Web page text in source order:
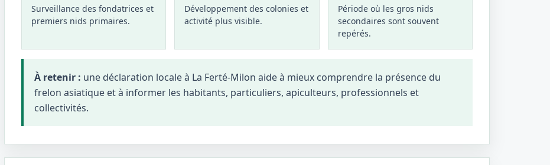
Surveillance des fondatrices et
premiers nids primaires.
Développement des colonies et
activité plus visible.
Période où les gros nids
secondaires sont souvent
repérés.
À retenir : une déclaration locale à La Ferté-Milon aide à mieux comprendre la présence du
frelon asiatique et à informer les habitants, particuliers, apiculteurs, professionnels et
collectivités.